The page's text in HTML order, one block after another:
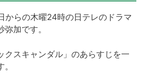
からの木曜24時の日テレのドラマ
加です。
クスキャンダル」のあらすじを一